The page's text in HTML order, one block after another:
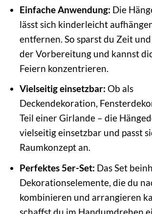
Einfache Anwendung: Die
lässt sich kinderleicht
entfernen. So sparst du Zeit
der Vorbereitung und kannst
Feiern konzentrieren.
Vielseitig einsetzbar: Ob als
Deckendekoration,
Teil einer Girlande – die
vielseitig einsetzbar und passt
Raumkonzept an.
Perfektes 5er-Set: Das Set
Dekorationselemente, die du
kombinieren und arrangieren
schaffst du im Handumdrehen